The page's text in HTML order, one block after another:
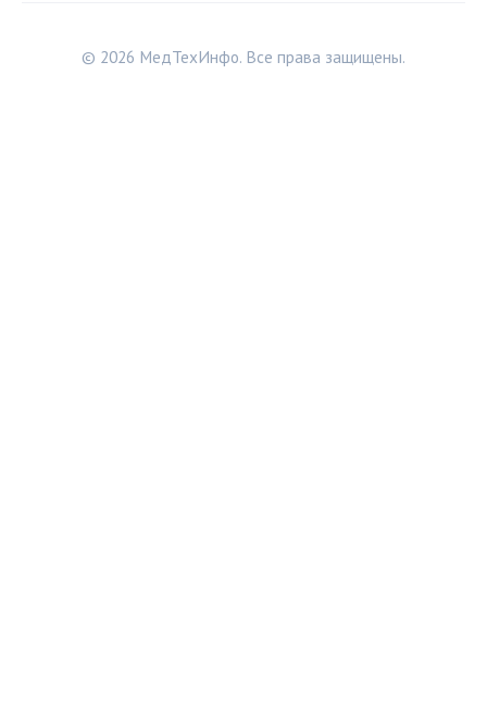
© 2026 МедТехИнфо. Все права защищены.